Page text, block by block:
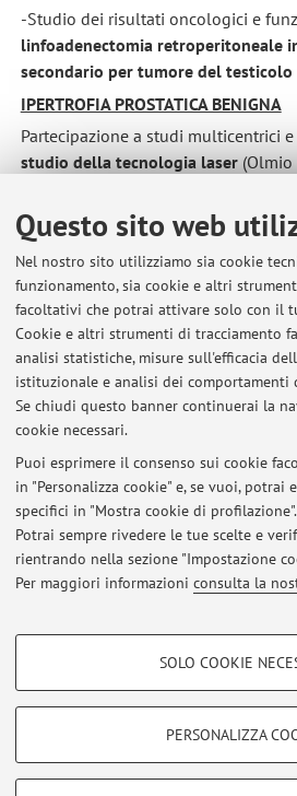
Questo sito web
Nel nostro sito utilizziamo sia cookie
funzionamento, sia cookie e altri
facoltativi che potrai attivare solo con il
Cookie e altri strumenti di tracciamento
analisi statistiche, misure sull'efficacia
istituzionale e analisi dei comportamenti
Se chiudi questo banner continuerai la
cookie necessari.
Puoi esprimere il consenso sui cookie
in "Personalizza cookie" e, se vuoi, potrai
specifici in "Mostra cookie di profilazione".
Potrai sempre rivedere le tue scelte e
rientrando nella sezione "Impostazione
Per maggiori informazioni consulta la
COOKIE DI PROFILAZIONE -
SOLO COOKIE
PERSONALIZZA
-Studio dei risultati oncologici e
linfoadenectomia retroperitoneale
secondario per tumore del testicolo
IPERTROFIA PROSTATICA BENIGNA
Partecipazione a studi multicentrici
studio della tecnologia laser(Olmio
trattamento dell’ipertrofia prostatica
NUOVE TECNOLOGIE IN CHIRURGIA
Partecipazione a studi multicentrici e
studio del ruolo delle nuove
confocale,realtà aumentata,3D
therapeutics)e delle nuove
Vinci SP, HUGO RAS, Hinotori,
trattamento delle principali
Ultimi avvisi
Al momento non sono
Area riservata
Accedi tramiteloginper gestire tutti i